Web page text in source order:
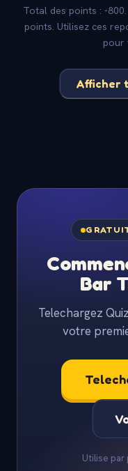
Total des points : -
points. Utilisez ces
pour
Afficher
Bar
Telechargez
votre
Utilise par